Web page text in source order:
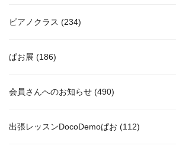
ピアノクラス (234)
ぱお展 (186)
会員さんへのお知らせ (490)
出張レッスンDocoDemoぱお (112)